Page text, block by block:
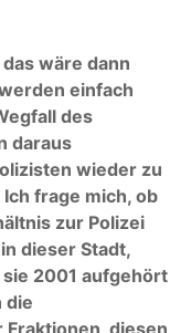
wäre dann
einfach
des
daraus
wieder zu
frage mich, ob
zur Polizei
dieser Stadt,
2001 aufgehört
die
diesen